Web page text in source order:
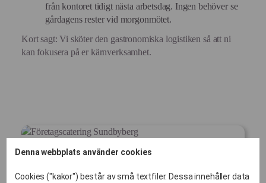
från kontoret tidigt nästa arbetsdag. Ingen behöver se
gårdagens rester vid morgonmötet.
Kort sagt: Vi sköter den gastronomiska logistiken så att ni
kan fokusera på er kärnverksamhet.
Denna webbplats använder cookies
Cookies ("kakor") består av små textfiler. Dessa innehåller data